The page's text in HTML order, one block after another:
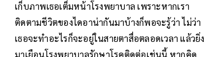
เก็บภาพเธอเต็มหน้าโรงพยาบาล เพราะหากเรา
ติดตามชีวิตของไดอาน่ากันมาบ้างก็พอจะรู้ว่า ไม่ว่า
เธอจะทำอะไรก็จะอยู่ในสายตาสื่อตลอดเวลา แล้วยิ่ง
มาเยือนโรงพยาบาลรักษาโรคติดต่อเช่นนี้ หากคิด